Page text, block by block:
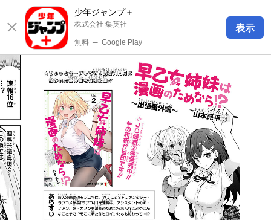
少年ジャンプ＋
株式会社 集英社
無料 ─ Google Play
表示